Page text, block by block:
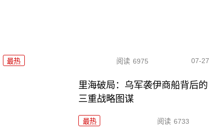
最热 阅读 6975 07-27
里海破局：乌军袭伊商船背后的
三重战略图谋
最热 阅读 6733